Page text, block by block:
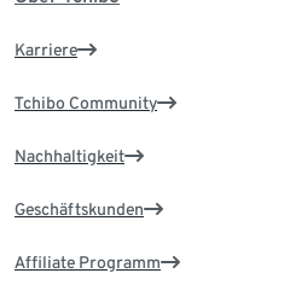
Karriere
Tchibo Community
Nachhaltigkeit
Geschäftskunden
Affiliate Programm